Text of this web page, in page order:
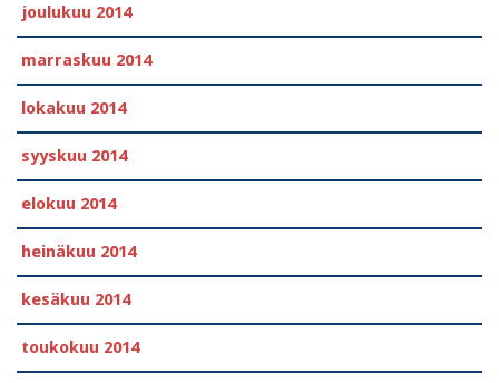
joulukuu 2014
marraskuu 2014
lokakuu 2014
syyskuu 2014
elokuu 2014
heinäkuu 2014
kesäkuu 2014
toukokuu 2014